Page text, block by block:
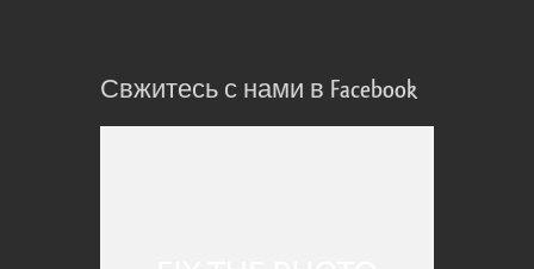
Свжитесь с нами в Facebook